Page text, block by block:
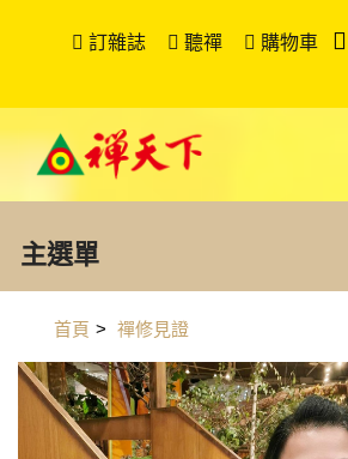
訂雜誌 聽禪 購物車
主選單
首頁 > 禪修見證